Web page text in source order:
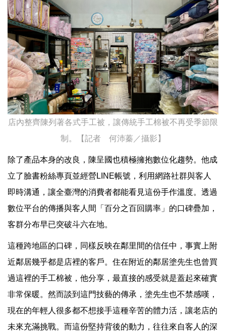
店內整齊陳列著各式手工被，讓傳統手工棉被不再受季節限
制。【記者 何沛蓁／攝影】
除了產品本身的改良，陳呈國也積極擁抱數位化趨勢。他成
立了臉書粉絲專頁並經營LINE帳號，利用網路社群與客人
即時溝通，讓全臺灣的消費者都能看見這份手作溫度。透過
數位平台的傳播與客人間「百分之百回購率」的口碑疊加，
客群分布早已突破斗六在地。
這種跨地區的口碑，同樣反映在鄰里間的信任中，事實上附
近鄰居幾乎都是店裡的客戶。住在附近的鄰居塗先生也曾買
過這裡的手工棉被，他分享，最直接的感受就是蓋起來確實
非常保暖。然而談到這門技藝的傳承，塗先生也不禁感嘆，
現在的年輕人很多都不想接手這種辛苦的體力活，讓老店的
未來充滿挑戰。而這份堅持背後的動力，往往來自客人的深